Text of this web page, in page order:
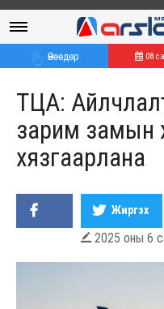
Өнөөдөр 08
ТЦА:
зарим замын
хязгаарлана
Жиргэх
 2025 оны 6